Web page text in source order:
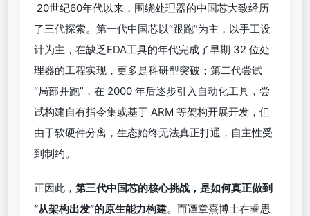
20世纪60年代以来，围绕处理器的中国芯大致经历
了三代探索。第一代中国芯以“跟跑”为主，以手工设
计为主，在缺乏EDA工具的年代完成了早期 32 位处
理器的工程实现，更多是科研型突破；第二代尝试
“局部并跑”，在 2000 年后逐步引入自动化工具，尝
试构建自有指令集或基于 ARM 等架构开展开发，但
由于软硬件分离，生态始终无法真正打通，自主性受
到制约。
正因此， 第三代中国芯的核心挑战，是如何真正做到
“从架构出发”的原生能力构建。而谭章熹博士在睿思